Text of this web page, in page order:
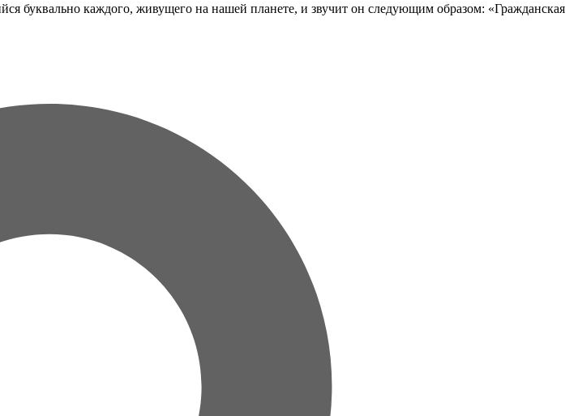
буквально каждого, живущего на нашей планете, и звучит он следующим образом: «Гражданская